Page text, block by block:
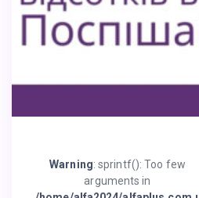
Warning: sprintf(): Too few
arguments in